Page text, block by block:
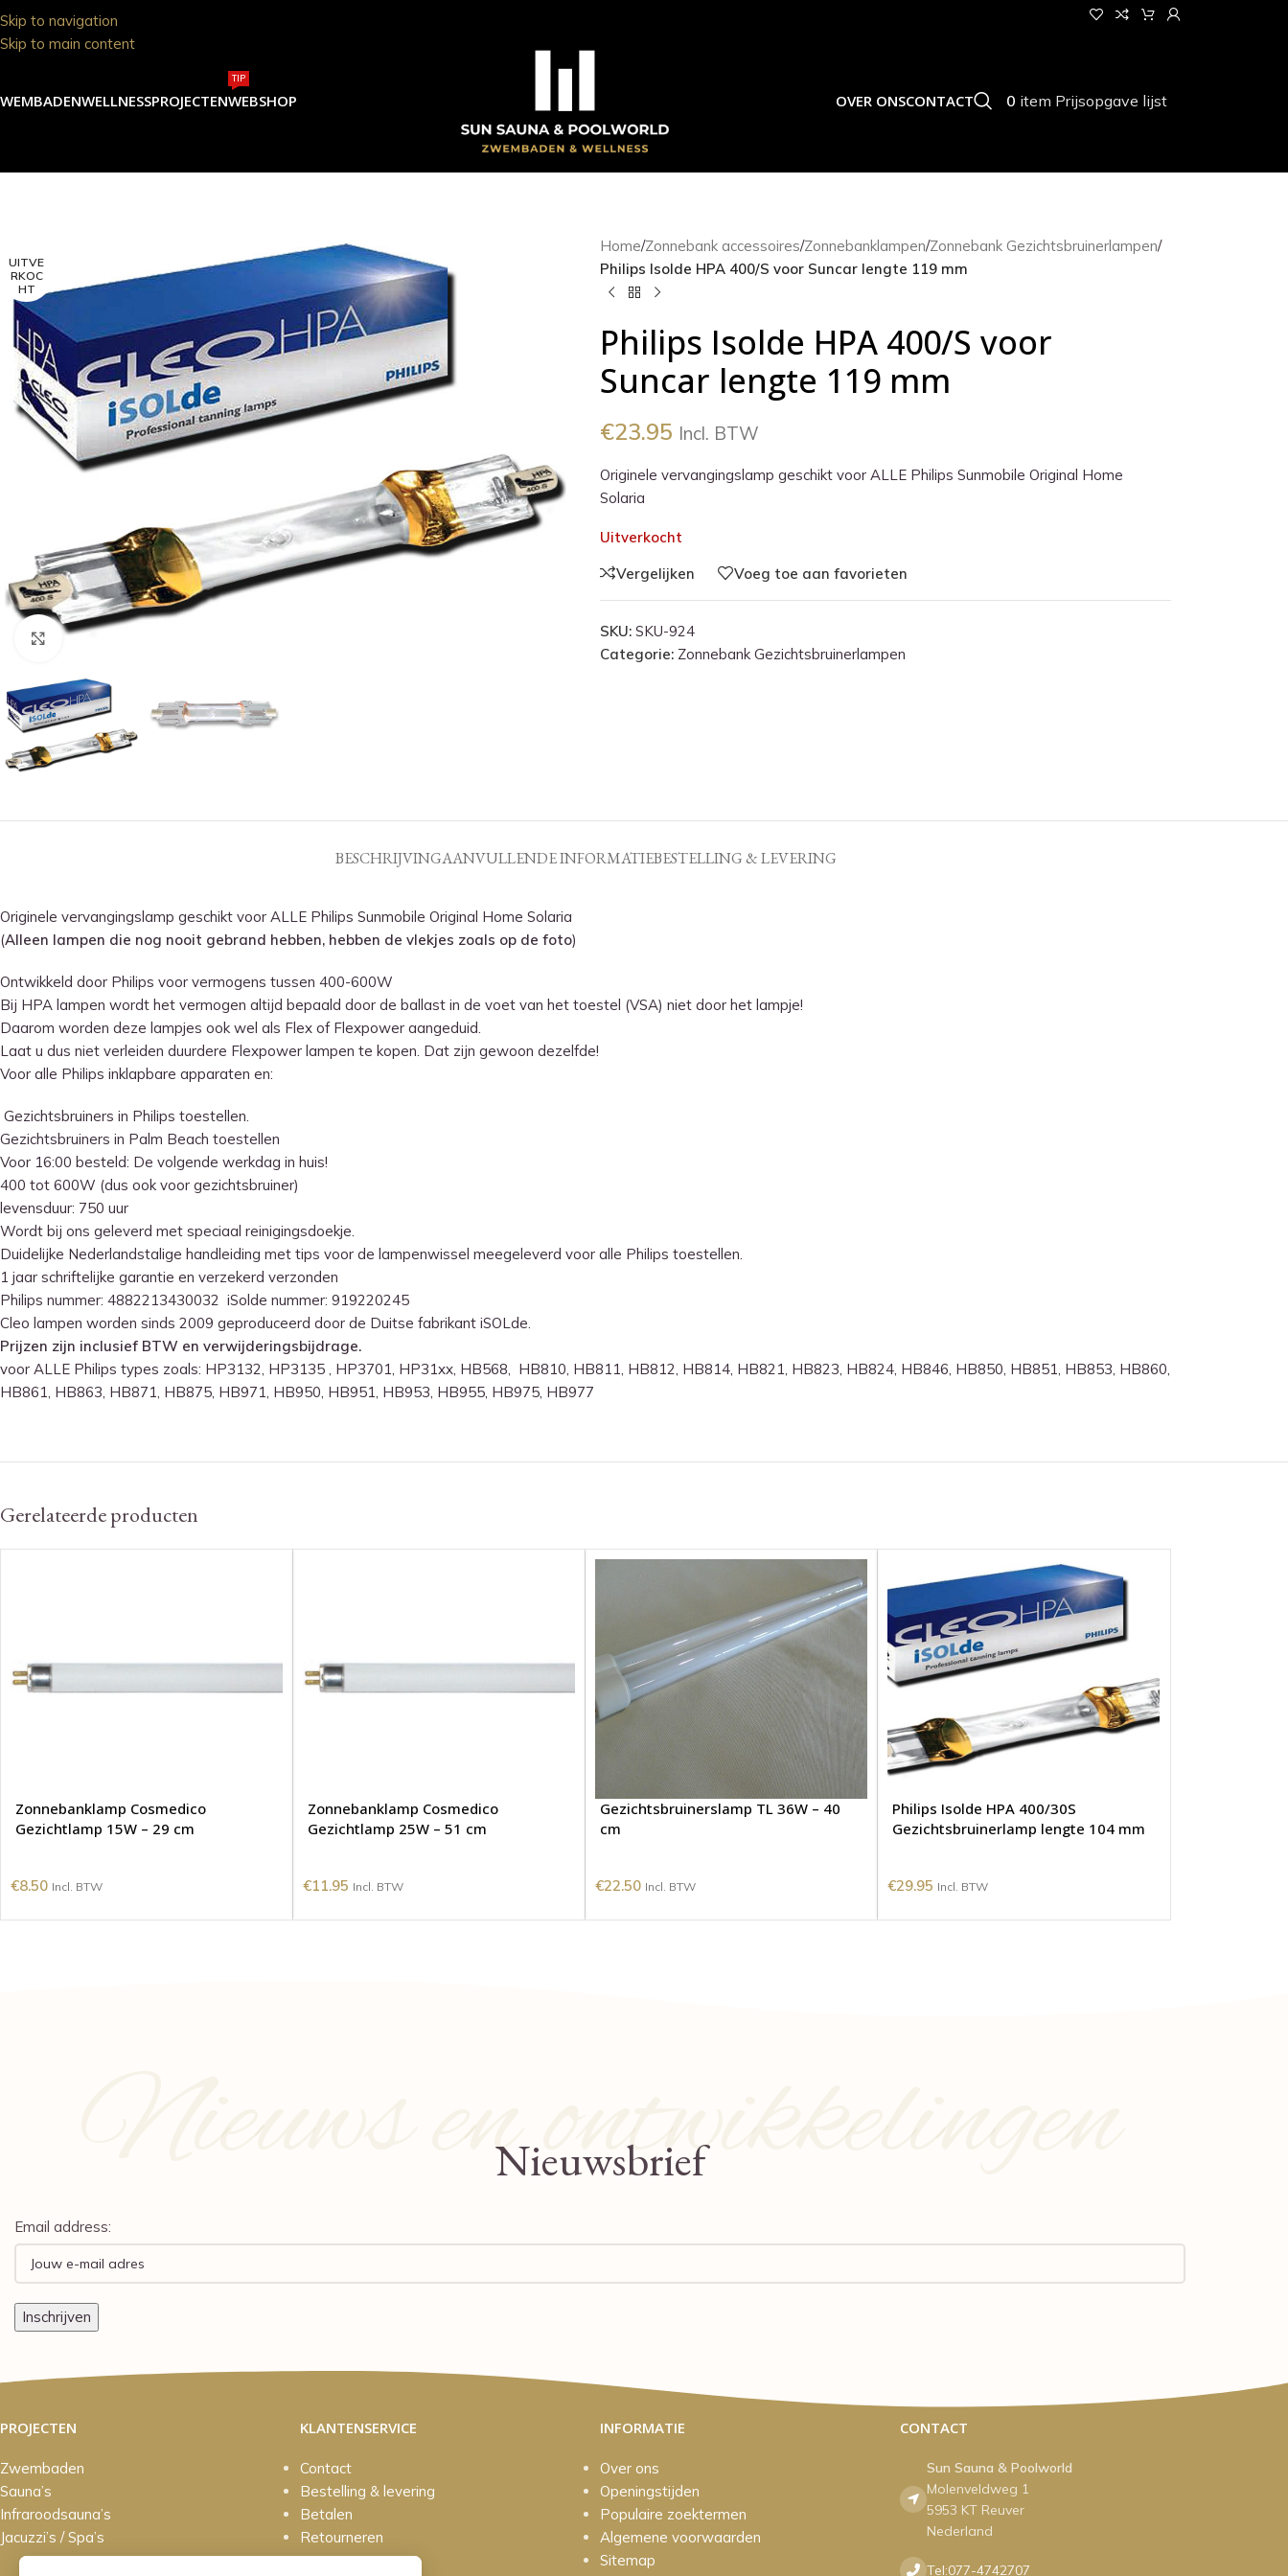
Skip to navigation
Skip to main content
WELLNESSPROJECTENWEBSHOP
TIP
OVER ONSCONTACT 0 item Prijsopgave lijst
UITVE
RKOC
HT
Klik om te vergroten
Home/Zonnebank accessoires/Zonnebanklampen/Zonnebank Gezichtsbruinerlampen/
Philips Isolde HPA 400/S voor Suncar lengte 119 mm
Philips Isolde HPA 400/S voor
Suncar lengte 119 mm
€23.95 Incl. BTW
Originele vervangingslamp geschikt voor ALLE Philips Sunmobile Original Home
Solaria
Uitverkocht
Vergelijken
Voeg toe aan favorieten
SKU: SKU-924
Categorie: Zonnebank Gezichtsbruinerlampen
BESCHRIJVINGAANVULLENDE INFORMATIEBESTELLING & LEVERING
Originele vervangingslamp geschikt voor ALLE Philips Sunmobile Original Home Solaria
(Alleen lampen die nog nooit gebrand hebben, hebben de vlekjes zoals op de foto)
Ontwikkeld door Philips voor vermogens tussen 400-600W
Bij HPA lampen wordt het vermogen altijd bepaald door de ballast in de voet van het toestel (VSA) niet door het lampje!
Daarom worden deze lampjes ook wel als Flex of Flexpower aangeduid.
Laat u dus niet verleiden duurdere Flexpower lampen te kopen. Dat zijn gewoon dezelfde!
Voor alle Philips inklapbare apparaten en:
Gezichtsbruiners in Philips toestellen.
Gezichtsbruiners in Palm Beach toestellen
Voor 16:00 besteld: De volgende werkdag in huis!
400 tot 600W (dus ook voor gezichtsbruiner)
levensduur: 750 uur
Wordt bij ons geleverd met speciaal reinigingsdoekje.
Duidelijke Nederlandstalige handleiding met tips voor de lampenwissel meegeleverd voor alle Philips toestellen.
1 jaar schriftelijke garantie en verzekerd verzonden
Philips nummer: 4882213430032 iSolde nummer: 919220245
Cleo lampen worden sinds 2009 geproduceerd door de Duitse fabrikant iSOLde.
Prijzen zijn inclusief BTW en verwijderingsbijdrage.
voor ALLE Philips types zoals: HP3132, HP3135 , HP3701, HP31xx, HB568, HB810, HB811, HB812, HB814, HB821, HB823, HB824, HB846, HB850, HB851, HB853, HB860,
HB861, HB863, HB871, HB875, HB971, HB950, HB951, HB953, HB955, HB975, HB977
Gerelateerde producten
Zonnebanklamp Cosmedico
Gezichtlamp 15W – 29 cm
€8.50 Incl. BTW
Zonnebanklamp Cosmedico
Gezichtlamp 25W – 51 cm
€11.95 Incl. BTW
Gezichtsbruinerslamp TL 36W – 40
cm
€22.50 Incl. BTW
Philips Isolde HPA 400/30S
Gezichtsbruinerlamp lengte 104 mm
€29.95 Incl. BTW
Nieuws en ontwikkelingen
Nieuwsbrief
Email address:
PROJECTEN
Zwembaden
Sauna’s
Infraroodsauna’s
Jacuzzi’s / Spa’s
KLANTENSERVICE
Contact
Bestelling & levering
Betalen
Retourneren
INFORMATIE
Over ons
Openingstijden
Populaire zoektermen
Algemene voorwaarden
Sitemap
CONTACT
Sun Sauna & Poolworld
Molenveldweg 1
5953 KT Reuver
Nederland
Tel:077-4742707